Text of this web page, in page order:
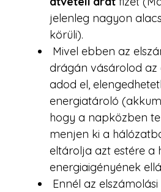
jelenleg nagyon
körüli).
Mivel ebben az
drágán vásárolod az
adod el,
energiatároló
hogy a napközben
menjen ki a
eltárolja azt estére a
energiaigényének
Ennél az